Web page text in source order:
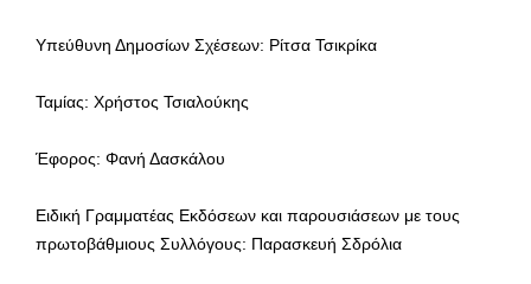
Υπεύθυνη Δημοσίων Σχέσεων: Ρίτσα Τσικρίκα
Ταμίας: Χρήστος Τσιαλούκης
Έφορος: Φανή Δασκάλου
Ειδική Γραμματέας Εκδόσεων και παρουσιάσεων με τους
πρωτοβάθμιους Συλλόγους: Παρασκευή Σδρόλια